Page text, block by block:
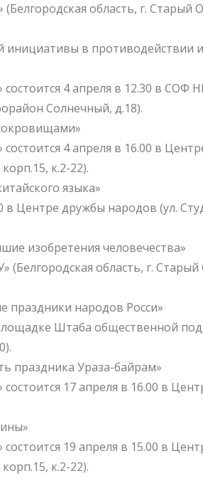
область, г. Старый
инициативы в противодействии
4 апреля в 12.30 в СОФ
Солнечный, д.18).
4 апреля в 16.00 в
к.2-22).
языка»
в Центре дружбы народов (ул.
изобретения человечества»
(Белгородская область, г. Старый
праздники народов Росси»
площадке Штаба общественной
праздника Ураза-байрам»
17 апреля в 16.00 в
19 апреля в 15.00 в
к.2-22).